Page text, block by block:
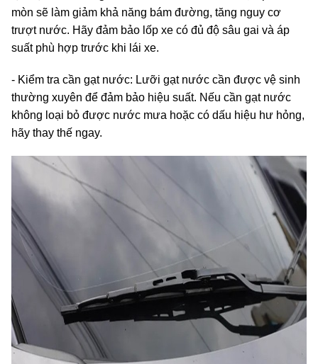
mòn sẽ làm giảm khả năng bám đường, tăng nguy cơ
trượt nước. Hãy đảm bảo lốp xe có đủ độ sâu gai và áp
suất phù hợp trước khi lái xe.
- Kiểm tra cần gạt nước: Lưỡi gạt nước cần được vệ sinh
thường xuyên để đảm bảo hiệu suất. Nếu cần gạt nước
không loại bỏ được nước mưa hoặc có dấu hiệu hư hỏng,
hãy thay thế ngay.